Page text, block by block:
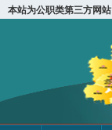
本站为公职类第三方网站